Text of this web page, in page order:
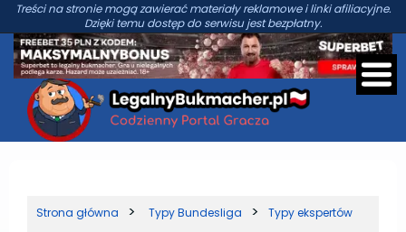
Treści na stronie mogą zawierać materiały reklamowe i linki afiliacyjne.
Dzięki temu dostęp do serwisu jest bezpłatny.
Strona główna Typy Bundesliga
Typy ekspertów